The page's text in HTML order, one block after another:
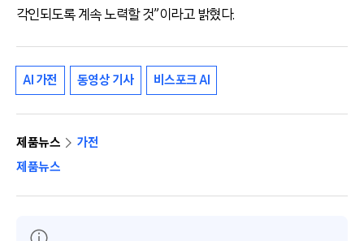
각인되도록 계속 노력할 것”이라고 밝혔다.
AI 가전 동영상 기사 비스포크 AI
제품뉴스
가전
제품뉴스